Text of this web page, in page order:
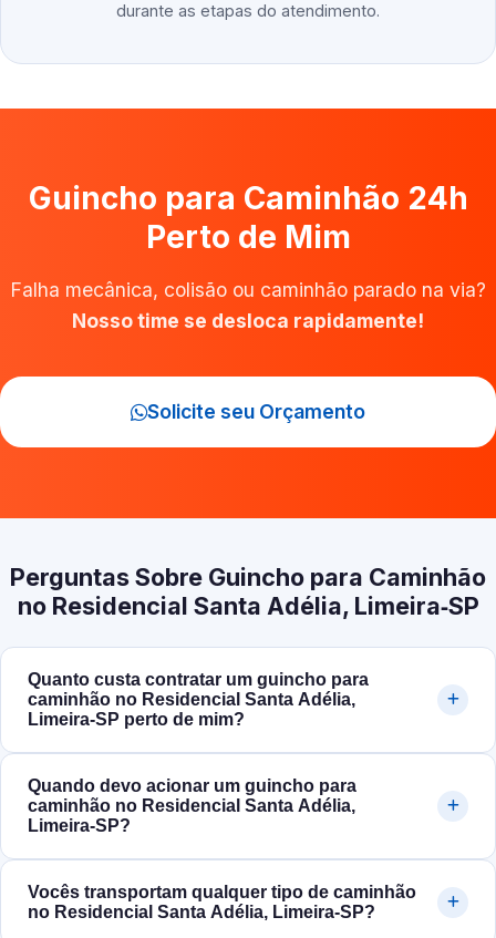
durante as etapas do atendimento.
Guincho para Caminhão 24h
Perto de Mim
Falha mecânica, colisão ou caminhão parado na via?
Nosso time se desloca rapidamente!
Solicite seu Orçamento
Perguntas Sobre Guincho para Caminhão
no Residencial Santa Adélia, Limeira‑SP
Quanto custa contratar um guincho para
caminhão no Residencial Santa Adélia,
Limeira‑SP perto de mim?
Quando devo acionar um guincho para
caminhão no Residencial Santa Adélia,
Limeira‑SP?
Vocês transportam qualquer tipo de caminhão
no Residencial Santa Adélia, Limeira‑SP?